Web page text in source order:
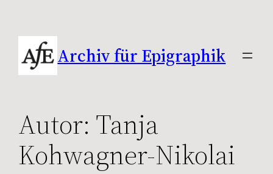
springen Archiv für Epigraphik
Autor: Tanja
Kohwagner-Nikolai